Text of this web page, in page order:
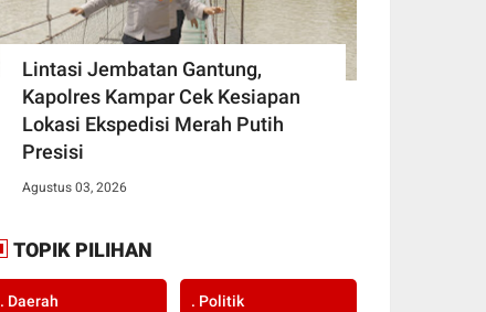
Lintasi Jembatan Gantung,
Kapolres Kampar Cek Kesiapan
Lokasi Ekspedisi Merah Putih
Presisi
Agustus 03, 2026
TOPIK PILIHAN
. Daerah . Politik